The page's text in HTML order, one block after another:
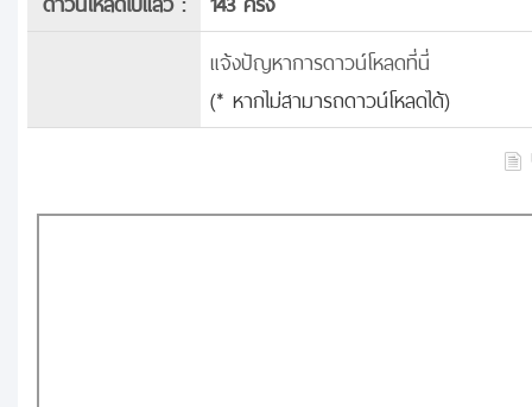
แจ้งปัญหาการดาวน์โหลดที่นี่
(* หากไม่สามารถดาวน์โหลดได้)